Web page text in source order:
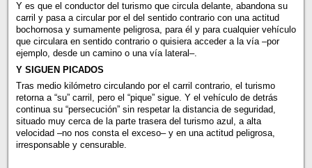
Y es que el conductor del turismo que circula delante, abandona su
carril y pasa a circular por el del sentido contrario con una actitud
bochornosa y sumamente peligrosa, para él y para cualquier vehículo
que circulara en sentido contrario o quisiera acceder a la vía –por
ejemplo, desde un camino o una vía lateral–.
Y SIGUEN PICADOS
Tras medio kilómetro circulando por el carril contrario, el turismo
retorna a “su” carril, pero el “pique” sigue. Y el vehículo de detrás
continua su “persecución” sin respetar la distancia de seguridad,
situado muy cerca de la parte trasera del turismo azul, a alta
velocidad –no nos consta el exceso– y en una actitud peligrosa,
irresponsable y censurable.